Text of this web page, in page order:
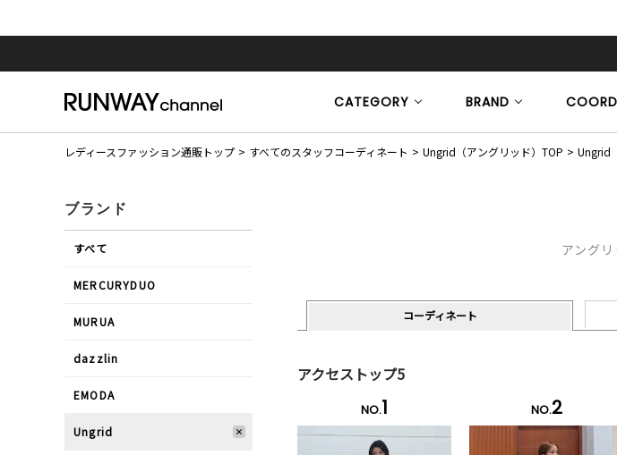
CATEGORY BRAND
レディースファッション通販トップ すべてのスタッフコーディネート Ungrid（アングリッド）TOP Ungrid
アング
コーディネート
アクセストップ5
NO.1 NO.2
ブランド
すべて
MERCURYDUO
MURUA
dazzlin
EMODA
Ungrid